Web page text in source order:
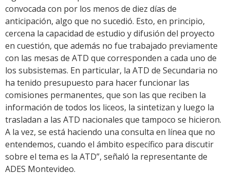
convocada con por los menos de diez días de
anticipación, algo que no sucedió. Esto, en principio,
cercena la capacidad de estudio y difusión del proyecto
en cuestión, que además no fue trabajado previamente
con las mesas de ATD que corresponden a cada uno de
los subsistemas. En particular, la ATD de Secundaria no
ha tenido presupuesto para hacer funcionar las
comisiones permanentes, que son las que reciben la
información de todos los liceos, la sintetizan y luego la
trasladan a las ATD nacionales que tampoco se hicieron.
A la vez, se está haciendo una consulta en línea que no
entendemos, cuando el ámbito específico para discutir
sobre el tema es la ATD”, señaló la representante de
ADES Montevideo.